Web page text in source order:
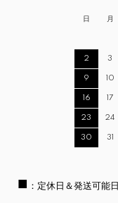
日 月
2 3
9 10
16 17
23 24
30 31
■ ：定休日＆発送可能日